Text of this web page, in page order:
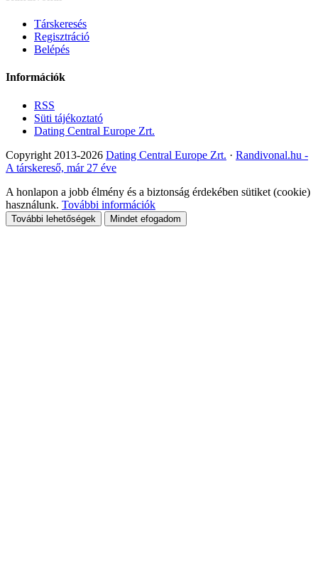
Társkeresés
Regisztráció
Belépés
Információk
RSS
Süti tájékoztató
Dating Central Europe Zrt.
Copyright 2013-2026 Dating Central Europe Zrt. · Randivonal.hu -
A társkereső, már 27 éve
A honlapon a jobb élmény és a biztonság érdekében sütiket (cookie)
használunk. További információk
További lehetőségek Mindet efogadom